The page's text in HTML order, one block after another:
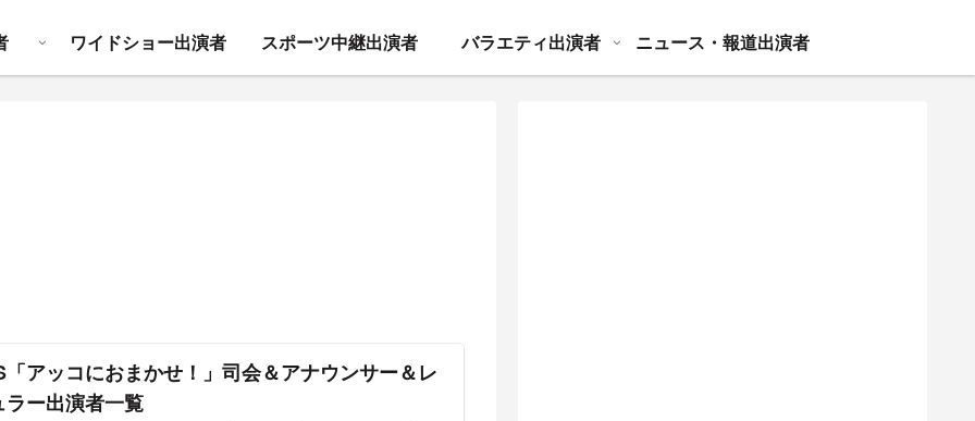
ワイドショー出演者 スポーツ中継出演者 バラエティ出演者 ニュース・報道出演者
「アッコにおまかせ！」司会＆アナウンサー＆レ
ラー出演者一覧